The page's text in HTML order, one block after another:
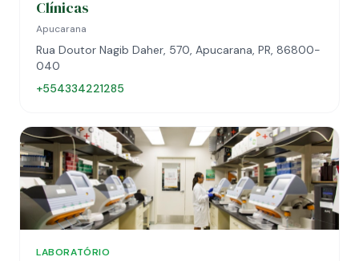
Clínicas
Apucarana
Rua Doutor Nagib Daher, 570, Apucarana, PR, 86800-
040
+554334221285
LABORATÓRIO